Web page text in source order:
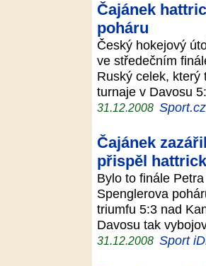
Čajánek
poháru
Český hokejový
ve středečním
Ruský celek,
turnaje v Davosu
31.12.2008 Sport.cz
Čajánek
přispěl
Bylo to finále
Spenglerova
triumfu 5:3 nad
Davosu tak
31.12.2008 Sport